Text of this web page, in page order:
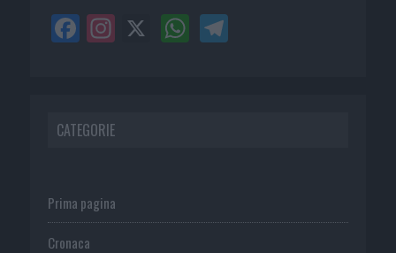
CATEGORIE
Prima pagina
Cronaca